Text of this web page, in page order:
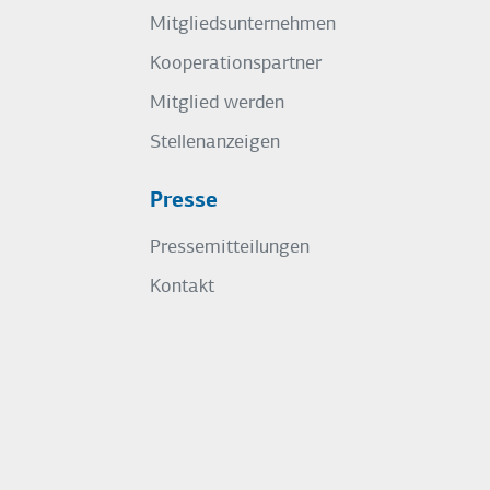
Mitgliedsunternehmen
Kooperationspartner
Mitglied werden
Stellenanzeigen
Presse
Pressemitteilungen
Kontakt